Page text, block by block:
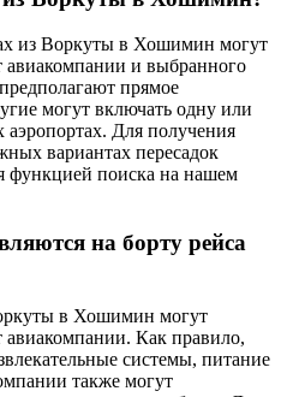
из Воркуты в Хошимин могут
авиакомпании и выбранного
прямое
могут включать одну или
аэропортах. Для получения
вариантах пересадок
функцией поиска на нашем
на борту рейса
в Хошимин могут
авиакомпании. Как правило,
системы, питание
также могут